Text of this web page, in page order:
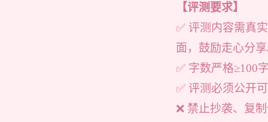
【评测要求】
✅ 评测内容需真
面，鼓励走心分
✅ 字数严格≥100
✅ 评测必须公开
❌ 禁止抄袭、复